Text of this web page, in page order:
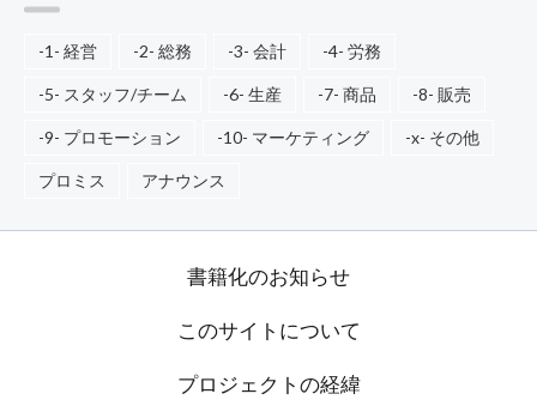
-1- 経営 -2- 総務 -3- 会計 -4- 労務
-5- スタッフ/チーム -6- 生産 -7- 商品 -8- 販売
-9- プロモーション -10- マーケティング -x- その他
プロミス アナウンス
書籍化のお知らせ
このサイトについて
プロジェクトの経緯